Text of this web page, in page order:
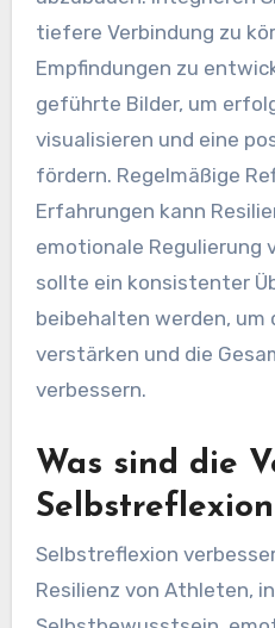
Um
implementieren, sollten
integrieren, die
Beginnen Sie mit
um das Bewusstsein zu
abzubauen. Integrieren
tiefere Verbindung zu
Empfindungen zu
geführte Bilder, um
visualisieren und eine
fördern. Regelmäßige
emotionale Regulierung
sollte ein konsistenter
verstärken und die
verbessern.